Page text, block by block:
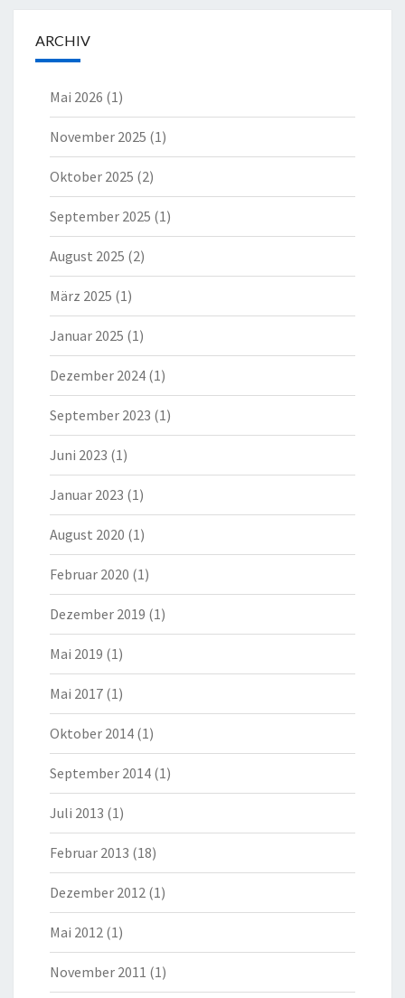
ARCHIV
Mai 2026 (1)
November 2025 (1)
Oktober 2025 (2)
September 2025 (1)
August 2025 (2)
März 2025 (1)
Januar 2025 (1)
Dezember 2024 (1)
September 2023 (1)
Juni 2023 (1)
Januar 2023 (1)
August 2020 (1)
Februar 2020 (1)
Dezember 2019 (1)
Mai 2019 (1)
Mai 2017 (1)
Oktober 2014 (1)
September 2014 (1)
Juli 2013 (1)
Februar 2013 (18)
Dezember 2012 (1)
Mai 2012 (1)
November 2011 (1)